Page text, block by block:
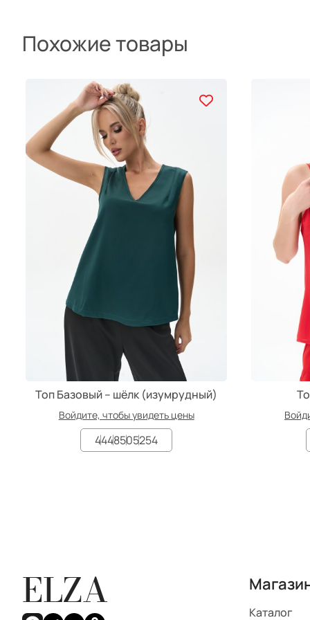
Похожие товары
Топ Базовый – шёлк (изумрудный)
Войдите, чтобы увидеть цены
4448505254
ELZA
Каталог